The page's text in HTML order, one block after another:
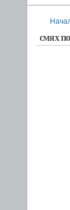
смях